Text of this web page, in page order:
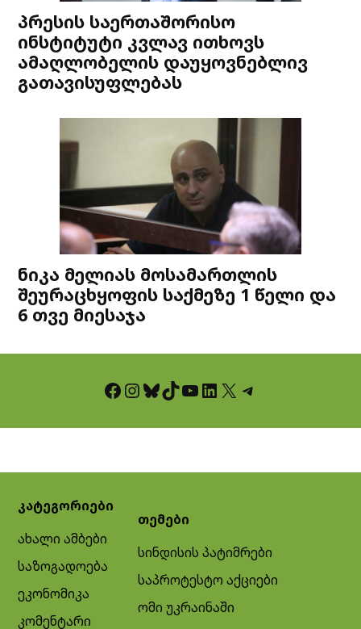
პრესის საერთაშორისო
ინსტიტუტი კვლავ ითხოვს
ამაღლობელის დაუყოვნებლივ
გათავისუფლებას
ნიკა მელიას მოსამართლის
შეურაცხყოფის საქმეზე 1 წელი და
6 თვე მიესაჯა
Facebook InstagramBluesky TikTok YouTube LinkedIn X Telegram
კატეგორიები
ახალი ამბები
საზოგადოება
ეკონომიკა
კომენტარი
თემები
სინდისის პატიმრები
საპროტესტო აქციები
ომი უკრაინაში